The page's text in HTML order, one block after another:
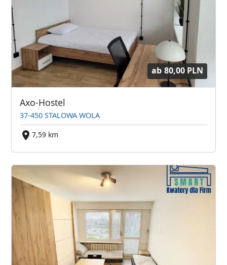
ab 80,00 PLN
Axo-Hostel
37-450 STALOWA WOLA
7,59 km